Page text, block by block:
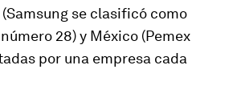
se clasificó como
28) y México (Pemex
por una empresa cada